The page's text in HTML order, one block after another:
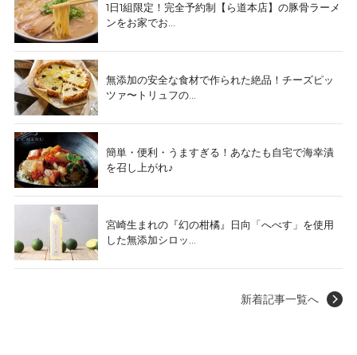
1日1組限定！完全予約制【ら道本店】の豚骨ラーメ
ンをお家でお...
無添加の安全な食材で作られた絶品！チーズピッ
ツァ〜トリュフの...
簡単・便利・うますぎる！あなたも自宅で海幸漬
を召し上がれ♪
宮崎生まれの『幻の柑橘』日向「へべす」を使用
した無添加シロッ...
新着記事一覧へ